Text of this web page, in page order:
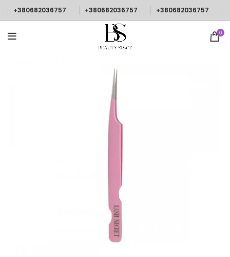
+380682036757 +380682036757 +380682036757
0